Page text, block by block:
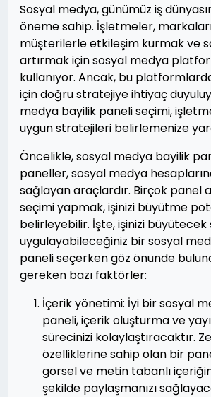
Sosyal medya, günümüz iş
öneme sahip. İşletmeler,
müşterilerle etkileşim kurmak ve
artırmak için sosyal medya
kullanıyor. Ancak, bu
için doğru stratejiye ihtiyaç
medya bayilik paneli seçimi,
uygun stratejileri belirlemenize
Öncelikle, sosyal medya bayilik
paneller, sosyal medya
sağlayan araçlardır. Birçok panel
seçimi yapmak, işinizi büyütme
belirleyebilir. İşte, işinizi
uygulayabileceğiniz bir sosyal
paneli seçerken göz önünde
gereken bazı faktörler:
İçerik yönetimi: İyi bir sosyal
paneli, içerik oluşturma ve
sürecinizi kolaylaştıracaktır.
özelliklerine sahip olan bir
görsel ve metin tabanlı
şekilde paylaşmanızı